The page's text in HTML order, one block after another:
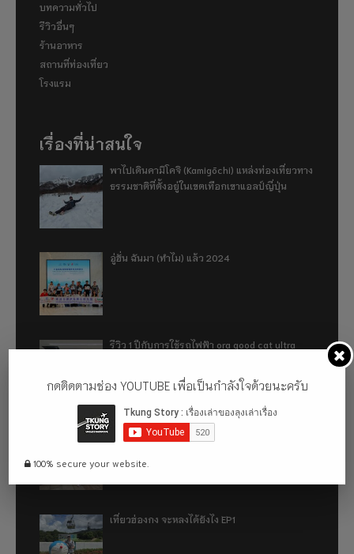
บทความทั่วไป
รีวิวอื่นๆ
ร้านอาหาร
สถานที่ท่องเที่ยว
โรงแรม
เรื่องที่น่าสนใจ
พาไปเดินคามิโคจิ (Kamigōchi) แหล่งท่องเที่ยวทาง
ธรรมชาติที่ตั้งอยู่ในเขตเทือกเขาแอลป์ญี่ปุ่น
อู่ฮั่น ฉันมา (ทำไม) แล้ว 2024
รีวิว 1 ปีกับการใช้รถไฟฟ้า ora good cat ultra
เที่ยวฮ่องกง จะหลงได้ยังไง EP2
เที่ยวฮ่องกง จะหลงได้ยังไง EP1
กดติดตามช่อง YOUTUBE เพื่อเป็นกำลังใจด้วยนะครับ
100% secure your website.